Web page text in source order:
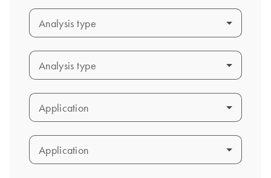
Analysis type
Analysis type
Analysis type
Analysis type
Application
Application
Application
Application